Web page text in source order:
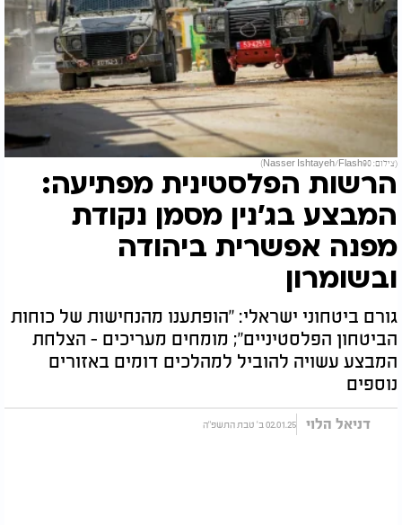
(צילום: Nasser Ishtayeh/Flash90)
הרשות הפלסטינית מפתיעה:
המבצע בג'נין מסמן נקודת
מפנה אפשרית ביהודה
ובשומרון
גורם ביטחוני ישראלי: "הופתענו מהנחישות של כוחות
הביטחון הפלסטיניים"; מומחים מעריכים - הצלחת
המבצע עשויה להוביל למהלכים דומים באזורים
נוספים
דניאל הלוי 02.01.25 ב' טבת התשפ"ה